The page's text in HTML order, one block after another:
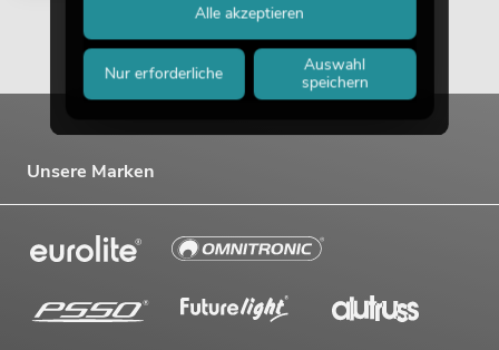
Unsere Marken
Nur erforderliche
Auswahl
speichern
Alle akzeptieren